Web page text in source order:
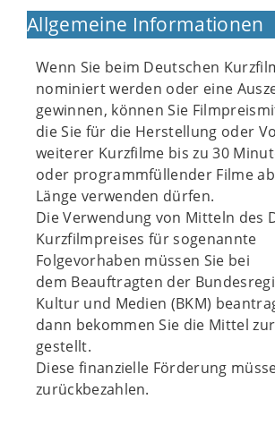
Allgemeine Informationen
Wenn Sie beim Deutschen
nominiert werden oder eine
gewinnen, können Sie
die Sie für die Herstellung oder
weiterer Kurzfilme bis zu 30
oder programmfüllender Filme
Länge verwenden dürfen.
Die Verwendung von Mitteln des
Kurzfilmpreises für sogenannte
Folgevorhaben müssen Sie bei
dem Beauftragten der
Kultur und Medien (BKM)
dann bekommen Sie die Mittel
gestellt.
Diese finanzielle Förderung
zurückbezahlen.